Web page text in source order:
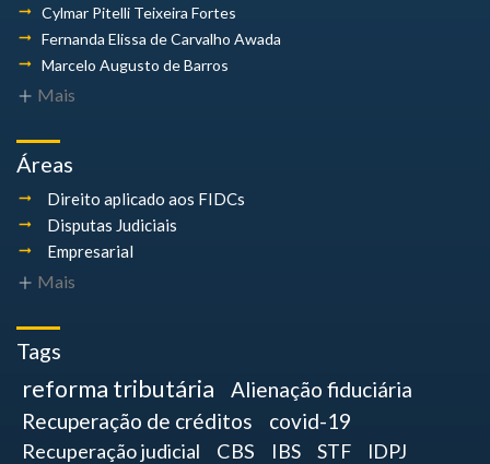
Cylmar Pitelli Teixeira Fortes
Fernanda Elissa de Carvalho Awada
Marcelo Augusto de Barros
Mais
Áreas
Direito aplicado aos FIDCs
Disputas Judiciais
Empresarial
Mais
Tags
reforma tributária
Alienação fiduciária
Recuperação de créditos
covid-19
Recuperação judicial CBS IBS STF
IDPJ